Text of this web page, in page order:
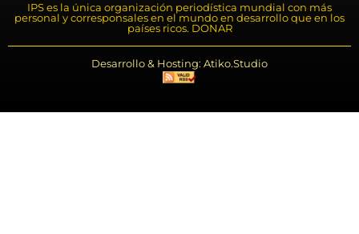
IPS es la única organización periodística mundial con más
personal y corresponsales en el mundo en desarrollo que en los
países ricos. DONAR
Desarrollo & Hosting: Atiko.Studio